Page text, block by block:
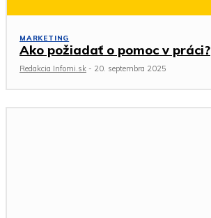
MARKETING
Ako požiadať o pomoc v práci?
Redakcia Infomi.sk - 20. septembra 2025